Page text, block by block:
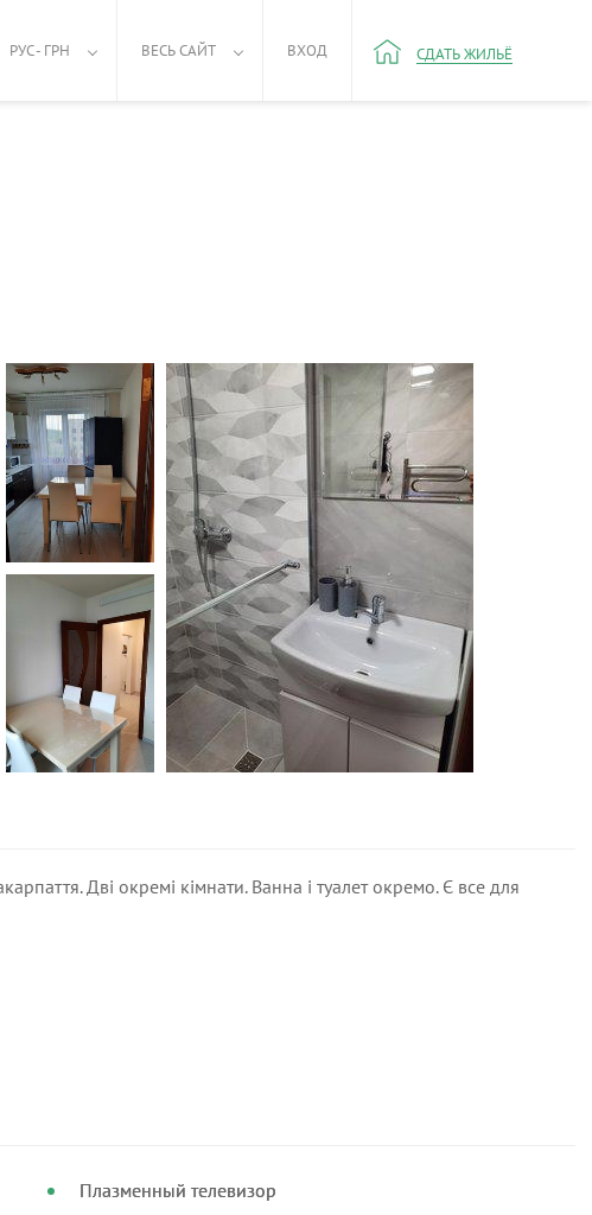
РУС - ГРН ВЕСЬ САЙТ ВХОД СДАТЬ ЖИЛЬЁ
Дві окремі кімнати. Ванна і туалет окремо. Є все для
Плазменный телевизор